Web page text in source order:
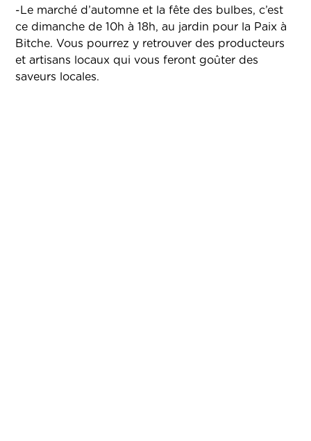
-Le marché d’automne et la fête des bulbes, c’est
ce dimanche de 10h à 18h, au jardin pour la Paix à
Bitche. Vous pourrez y retrouver des producteurs
et artisans locaux qui vous feront goûter des
saveurs locales.